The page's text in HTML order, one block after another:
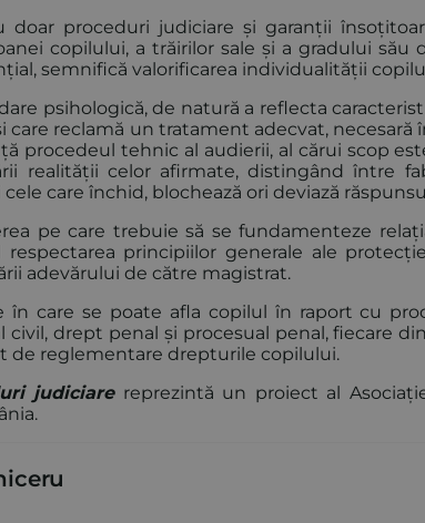
proceduri judiciare și garanții
copilului, a trăirilor sale și a gradului
semnifică valorificarea individualității
psihologică, de natură a reflecta
reclamă un tratament adecvat, necesară
procedeul tehnic al audierii, al cărui scop
realității celor afirmate, distingând între
care închid, blochează ori deviază
pe care trebuie să se fundamenteze
principiilor generale ale
adevărului de către magistrat.
în care se poate afla copilul în raport cu
drept penal și procesual penal, fiecare
de reglementare drepturile copilului.
judiciarereprezintă un proiect al